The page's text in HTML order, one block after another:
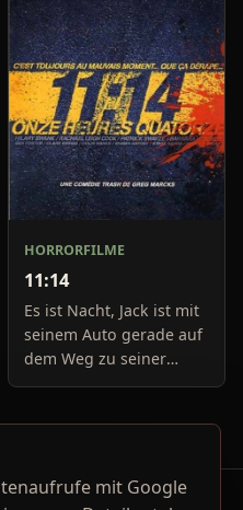
Bewohner abgesehen.
Mit ihren Ufos wollen sie
mensch
HORRORFILME
11:14
Es ist Nacht, Jack ist mit
seinem Auto gerade auf
dem Weg zu seiner
Freundin, um diese
Auto springt auf 11:14h,
mit Google